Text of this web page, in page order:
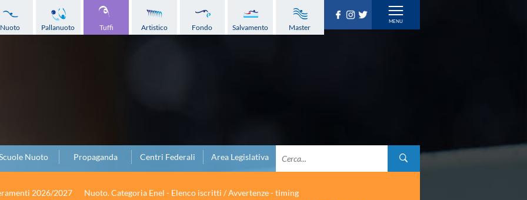
Nuoto Pallanuoto Tuffi Artistico Fondo Salvamento Master
Nuoto Propaganda Centri Federali Area Legislativa
2026/2027
Nuoto. Categoria Enel - Elenco iscritti / Avvertenze - timing